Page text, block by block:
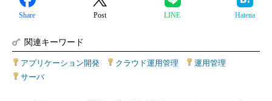
Share Post LINE Hatena
関連キーワード
アプリケーション開発 クラウド運用管理 運用管理
サーバ